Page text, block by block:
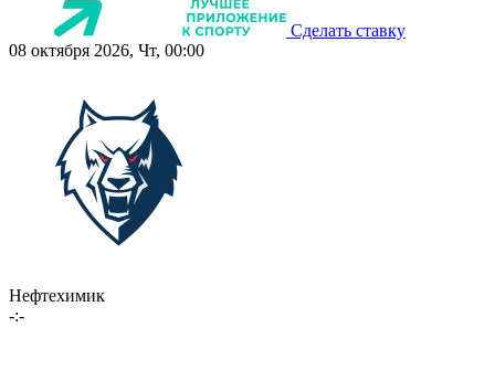
Сделать ставку
08 октября 2026, Чт, 00:00
Нефтехимик
-:-